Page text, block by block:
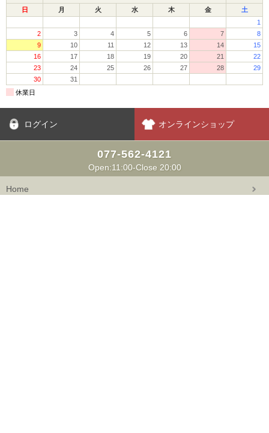
ログイン オンラインショップ
077-562-4121
Open:11:00-Close 20:00
Home